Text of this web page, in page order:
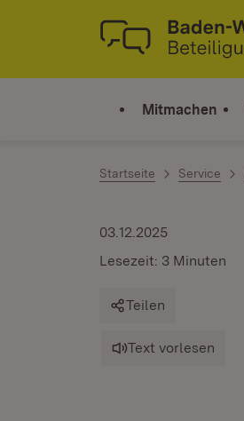
Zum Inhalt springen
Link zur Startseite
Mitmachen
Startseite Service
03.12.2025
Lesezeit: 3 Minuten
Teilen
Text vorlesen